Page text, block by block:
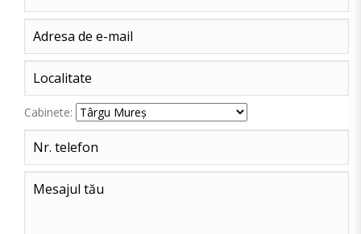
Cabinete: